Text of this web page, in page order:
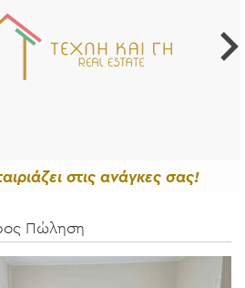
στις ανάγκες σας!
Πώληση